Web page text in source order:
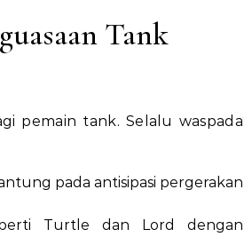
Tank
pemain tank. Selalu waspada
pada antisipasi pergerakan
Turtle dan Lord dengan